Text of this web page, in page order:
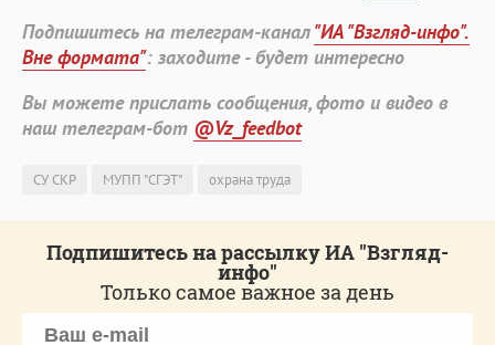
Подпишитесь на телеграм-канал"ИА "Взгляд-инфо".
Вне формата": заходите - будет интересно
Вы можете прислать сообщения, фото и видео в
наш телеграм-бот @Vz_feedbot
СУ СКР МУПП "СГЭТ" охрана труда
Подпишитесь на рассылку ИА "Взгляд-
инфо"
Только самое важное за день